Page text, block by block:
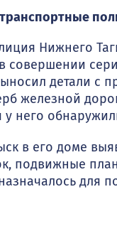
Нижнего
совершении
детали с
железной
у него
в его доме
подвижные
для